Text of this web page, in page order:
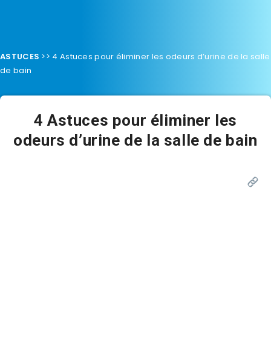
ASTUCES >> 4 Astuces pour éliminer les odeurs d’urine de la salle
de bain
4 Astuces pour éliminer les
odeurs d’urine de la salle de bain